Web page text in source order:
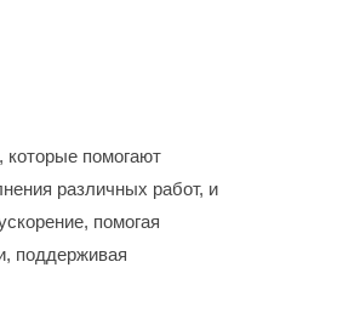
которые помогают
различных работ, и
помогая
поддерживая